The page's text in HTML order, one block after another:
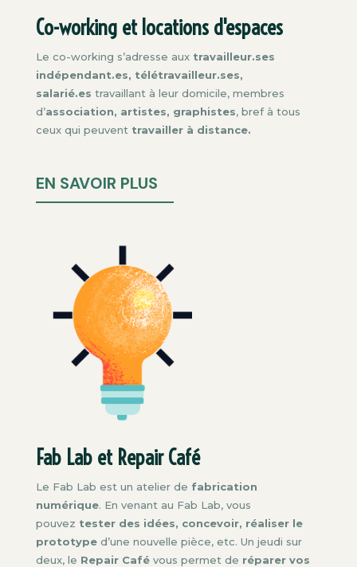
Co-working et locations d'espaces
Le co-working s’adresse aux travailleur.ses
indépendant.es, télétravailleur.ses,
salarié.es travaillant à leur domicile, membres
d’association, artistes, graphistes, bref à tous
ceux qui peuvent travailler à distance.
EN SAVOIR PLUS
Fab Lab et Repair Café
Le Fab Lab est un atelier de fabrication
numérique. En venant au Fab Lab, vous
pouvez tester des idées, concevoir, réaliser le
prototype d’une nouvelle pièce, etc. Un jeudi sur
deux, le Repair Cafévous permet de réparer vos